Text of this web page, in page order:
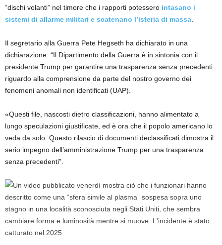
“dischi volanti” nel timore che i rapporti potessero intasano i
sistemi di allarme militari e scatenano l’isteria di massa
Il segretario alla Guerra Pete Hegseth ha dichiarato in una
dichiarazione: “Il Dipartimento della Guerra è in sintonia con il
presidente Trump per garantire una trasparenza senza precedenti
riguardo alla comprensione da parte del nostro governo dei
fenomeni anomali non identificati (UAP).
«Questi file, nascosti dietro classificazioni, hanno alimentato a
lungo speculazioni giustificate, ed è ora che il popolo americano lo
veda da solo. Questo rilascio di documenti declassificati dimostra il
serio impegno dell’amministrazione Trump per una trasparenza
senza precedenti”.